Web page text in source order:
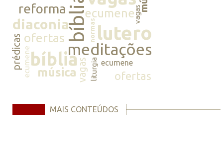
bíblia
reforma
diaconia
ecumenevagas
prédicas ofertas normaslutero
meditações
ecumenebíblia
músicavagasliturgia ecumene
ofertas
MAIS CONTEÚDOS